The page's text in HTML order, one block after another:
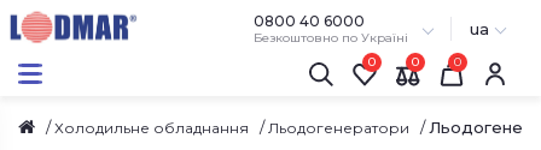
0800 40 6000
Безкоштовно по Україні ua
0 0
Холодильне обладнання Льодогенератори